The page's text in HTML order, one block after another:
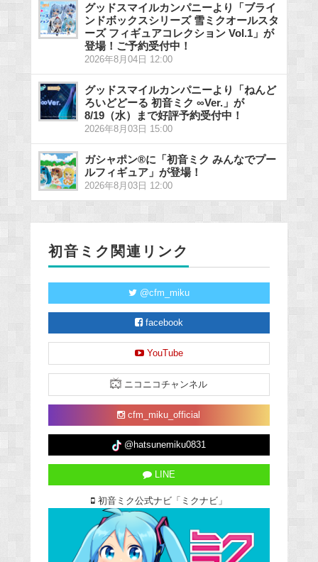
グッドスマイルカンパニーより「ブライ
ンドボックスシリーズ 雪ミクオールスタ
ーズ フィギュアコレクション Vol.1」が
登場！ご予約受付中！
2026年8月04日 12:00
グッドスマイルカンパニーより「ねんど
ろいどどーる 初音ミク ∞Ver.」が
8/19（水）まで好評予約受付中！
2026年8月03日 15:00
ガシャポン®に「初音ミク みんなでプー
ルフィギュア」が登場！
2026年8月03日 12:00
初音ミク関連リンク
@cfm_miku
facebook
YouTube
ニコニコチャンネル
cfm_miku_official
@hatsunemiku0831
LINE
初音ミク公式ナビ「ミクナビ」